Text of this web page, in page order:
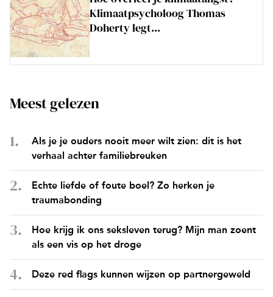
Klimaatpsycholoog Thomas
Doherty legt...
Meest gelezen
Als je je ouders nooit meer wilt zien: dit is het
verhaal achter familiebreuken
Echte liefde of foute boel? Zo herken je
traumabonding
Hoe krijg ik ons seksleven terug? Mijn man zoent
als een vis op het droge
Deze red flags kunnen wijzen op partnergeweld